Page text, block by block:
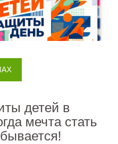
детей в
мечта стать